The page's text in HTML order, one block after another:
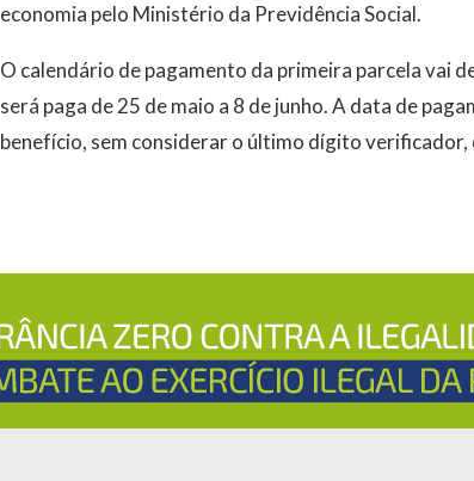
economia pelo Ministério da Previdência Social.
O calendário de pagamento da primeira parcela vai
será paga de 25 de maio a 8 de junho. A data de
benefício, sem considerar o último dígito verificador,